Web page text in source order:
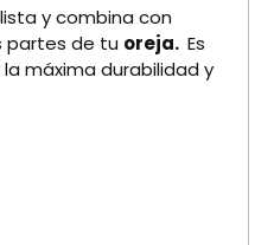
y combina con
partes de tu oreja. Es
máxima durabilidad y